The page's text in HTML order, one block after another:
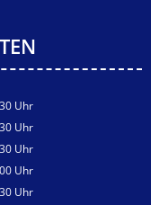
Uhr
08:00 bis 12:30 Uhr
Uhr
13:30 bis 16:30 Uhr
Uhr
07:00 bis 12:30 Uhr
Uhr
14:00 bis 18:00 Uhr
Uhr